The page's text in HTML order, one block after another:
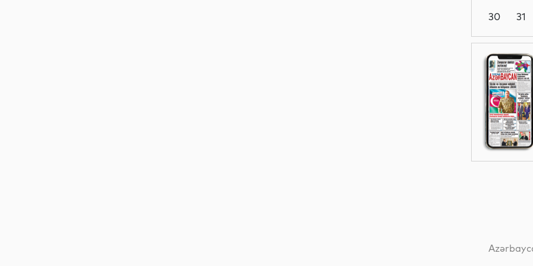
Dünya
Dünya
30
31